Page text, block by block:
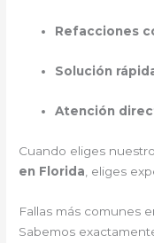
Refacciones
Solución
Atención
Cuando eliges
en Florida , eliges
Fallas más comunes
Sabemos